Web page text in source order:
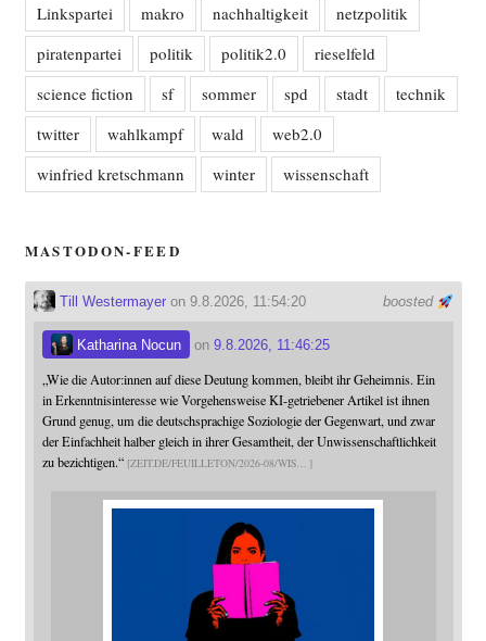
Linkspartei
makro nachhaltigkeit
netzpolitik
piratenpartei
politik politik2.0
rieselfeld
science fiction
sf sommer spd stadt
technik
twitter
wahlkampf wald
web2.0
winfried kretschmann
winter wissenschaft
MASTODON-FEED
boosted
Till Westermayeron 9.8.2026, 11:54:20
Katharina Nocun on 9.8.2026, 11:46:25
„Wie die Autor:innen auf diese Deutung kommen, bleibt ihr Geheimnis. Ein
in Erkenntnisinteresse wie Vorgehensweise KI-getriebener Artikel ist ihnen
Grund genug, um die deutschsprachige Soziologie der Gegenwart, und zwar
der Einfachheit halber gleich in ihrer Gesamtheit, der Unwissenschaftlichkeit
zu bezichtigen.“ ZEIT.DE/FEUILLETON/2026-08/WIS